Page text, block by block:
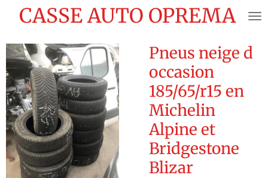
Passer
principal
CASSE AUTO OPREMA
Pneus neige d
occasion
185/65/r15 en
Michelin
Alpine et
Bridgestone
Blizar